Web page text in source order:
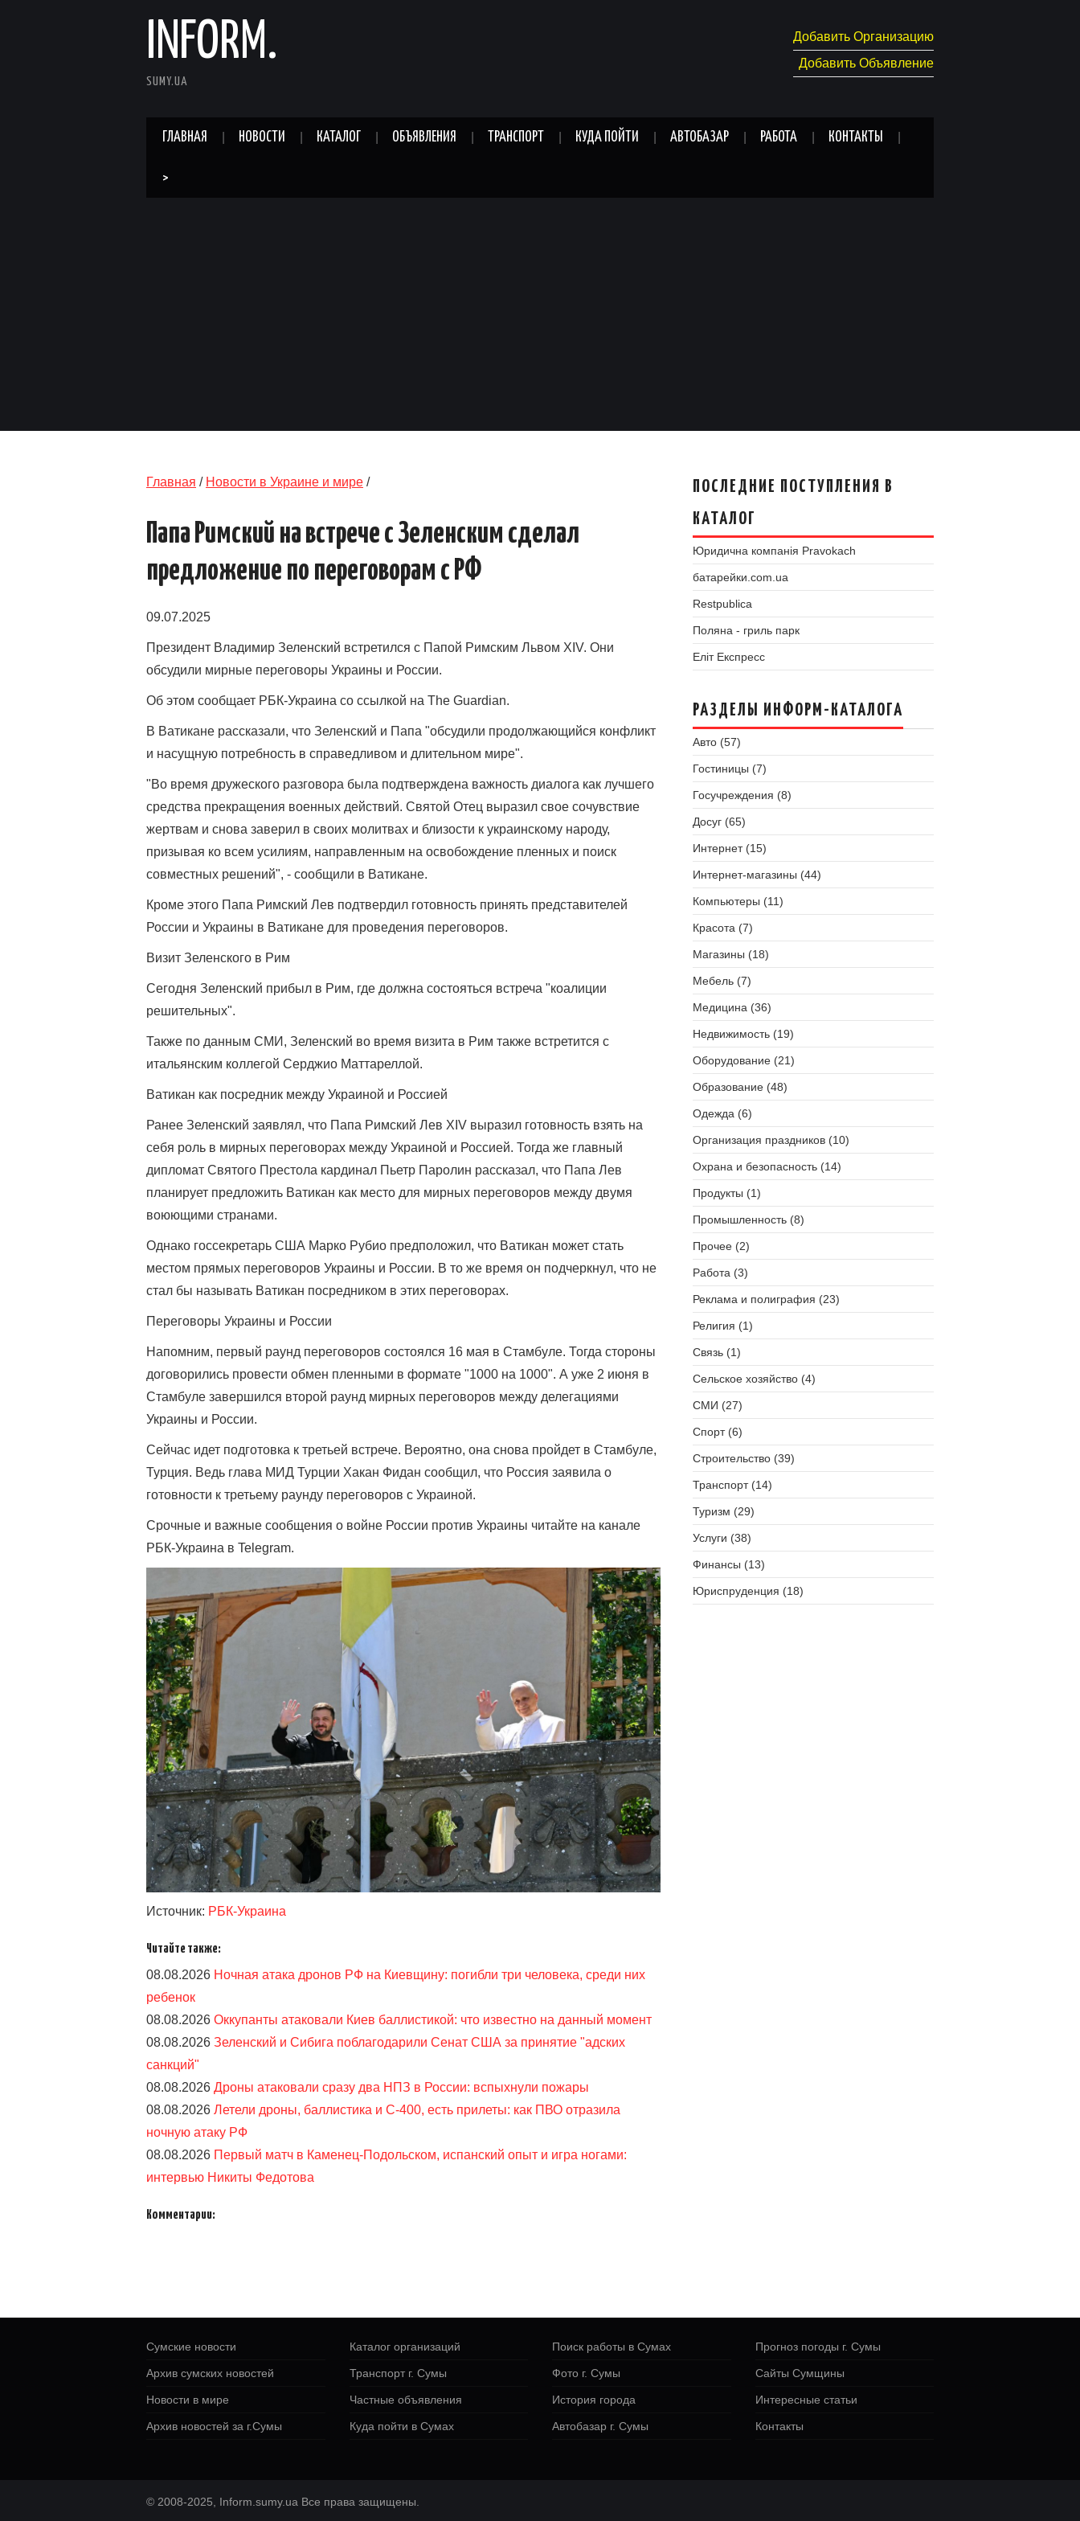
INFORM.
SUMY.UA
Добавить Организацию
Добавить Объявление
ГЛАВНАЯ НОВОСТИ КАТАЛОГ ОБЪЯВЛЕНИЯ ТРАНСПОРТ КУДА ПОЙТИ АВТОБАЗАР РАБОТА КОНТАКТЫ
>
Главная / Новости в Украине и мире /
Папа Римский на встрече с Зеленским сделал
предложение по переговорам с РФ
09.07.2025
Президент Владимир Зеленский встретился с Папой Римским Львом XIV. Они
обсудили мирные переговоры Украины и России.
Об этом сообщает РБК-Украина со ссылкой на The Guardian.
В Ватикане рассказали, что Зеленский и Папа "обсудили продолжающийся конфликт
и насущную потребность в справедливом и длительном мире".
"Во время дружеского разговора была подтверждена важность диалога как лучшего
средства прекращения военных действий. Святой Отец выразил свое сочувствие
жертвам и снова заверил в своих молитвах и близости к украинскому народу,
призывая ко всем усилиям, направленным на освобождение пленных и поиск
совместных решений", - сообщили в Ватикане.
Кроме этого Папа Римский Лев подтвердил готовность принять представителей
России и Украины в Ватикане для проведения переговоров.
Визит Зеленского в Рим
Сегодня Зеленский прибыл в Рим, где должна состояться встреча "коалиции
решительных".
Также по данным СМИ, Зеленский во время визита в Рим также встретится с
итальянским коллегой Серджио Маттареллой.
Ватикан как посредник между Украиной и Россией
Ранее Зеленский заявлял, что Папа Римский Лев XIV выразил готовность взять на
себя роль в мирных переговорах между Украиной и Россией. Тогда же главный
дипломат Святого Престола кардинал Пьетр Паролин рассказал, что Папа Лев
планирует предложить Ватикан как место для мирных переговоров между двумя
воюющими странами.
Однако госсекретарь США Марко Рубио предположил, что Ватикан может стать
местом прямых переговоров Украины и России. В то же время он подчеркнул, что не
стал бы называть Ватикан посредником в этих переговорах.
Переговоры Украины и России
Напомним, первый раунд переговоров состоялся 16 мая в Стамбуле. Тогда стороны
договорились провести обмен пленными в формате "1000 на 1000". А уже 2 июня в
Стамбуле завершился второй раунд мирных переговоров между делегациями
Украины и России.
Сейчас идет подготовка к третьей встрече. Вероятно, она снова пройдет в Стамбуле,
Турция. Ведь глава МИД Турции Хакан Фидан сообщил, что Россия заявила о
готовности к третьему раунду переговоров с Украиной.
Срочные и важные сообщения о войне России против Украины читайте на канале
РБК-Украина в Telegram.
Источник: РБК-Украина
Читайте также:
08.08.2026 Ночная атака дронов РФ на Киевщину: погибли три человека, среди них
ребенок
08.08.2026 Оккупанты атаковали Киев баллистикой: что известно на данный момент
08.08.2026 Зеленский и Сибига поблагодарили Сенат США за принятие "адских
санкций"
08.08.2026 Дроны атаковали сразу два НПЗ в России: вспыхнули пожары
08.08.2026 Летели дроны, баллистика и С-400, есть прилеты: как ПВО отразила
ночную атаку РФ
08.08.2026 Первый матч в Каменец-Подольском, испанский опыт и игра ногами:
интервью Никиты Федотова
Комментарии:
ПОСЛЕДНИЕ ПОСТУПЛЕНИЯ В
КАТАЛОГ
Юридична компанія Pravokach
батарейки.com.ua
Restpublica
Поляна - гриль парк
Еліт Експресс
РАЗДЕЛЫ ИНФОРМ-КАТАЛОГА
Авто (57)
Гостиницы (7)
Госучреждения (8)
Досуг (65)
Интернет (15)
Интернет-магазины (44)
Компьютеры (11)
Красота (7)
Магазины (18)
Мебель (7)
Медицина (36)
Недвижимость (19)
Оборудование (21)
Образование (48)
Одежда (6)
Организация праздников (10)
Охрана и безопасность (14)
Продукты (1)
Промышленность (8)
Прочее (2)
Работа (3)
Реклама и полиграфия (23)
Религия (1)
Связь (1)
Сельское хозяйство (4)
СМИ (27)
Спорт (6)
Строительство (39)
Транспорт (14)
Туризм (29)
Услуги (38)
Финансы (13)
Юриспруденция (18)
Сумские новости
Архив сумских новостей
Новости в мире
Архив новостей за г.Сумы
Каталог организаций
Транспорт г. Сумы
Частные объявления
Куда пойти в Сумах
Поиск работы в Сумах
Фото г. Сумы
История города
Автобазар г. Сумы
Прогноз погоды г. Сумы
Сайты Сумщины
Интересные статьи
Контакты
© 2008-2025, Inform.sumy.ua Все права защищены.